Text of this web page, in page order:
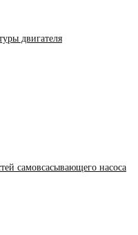
двигателя
самовсасывающего насоса